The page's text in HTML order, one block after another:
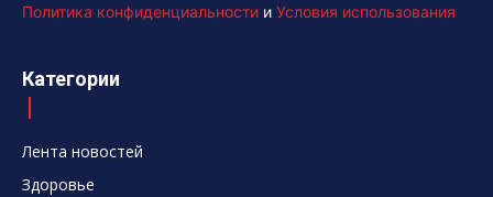
Политика конфиденциальности и Условия использования
Категории
Лента новостей
Здоровье